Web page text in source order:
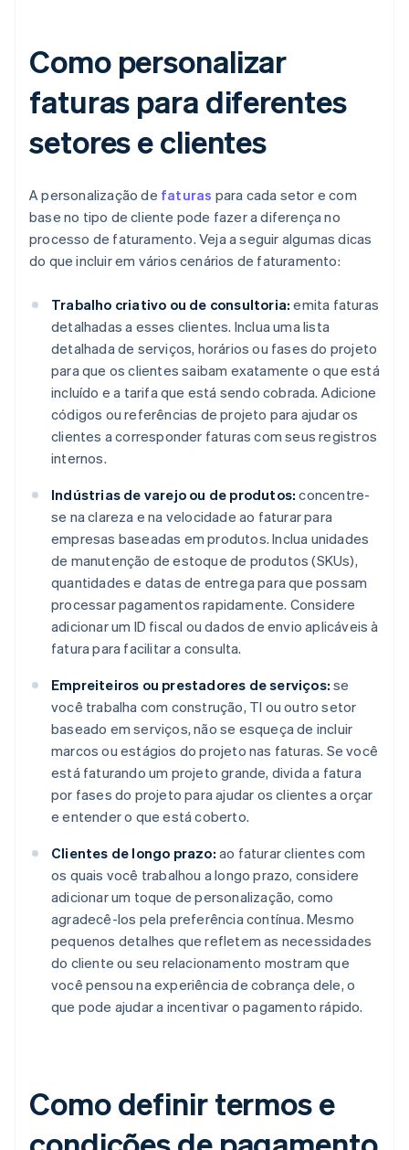
Como personalizar
faturas para diferentes
setores e clientes
A personalização de faturas para cada setor e com
base no tipo de cliente pode fazer a diferença no
processo de faturamento. Veja a seguir algumas dicas
do que incluir em vários cenários de faturamento:
Trabalho criativo ou de consultoria: emita faturas
detalhadas a esses clientes. Inclua uma lista
detalhada de serviços, horários ou fases do projeto
para que os clientes saibam exatamente o que está
incluído e a tarifa que está sendo cobrada. Adicione
códigos ou referências de projeto para ajudar os
clientes a corresponder faturas com seus registros
internos.
Indústrias de varejo ou de produtos: concentre-
se na clareza e na velocidade ao faturar para
empresas baseadas em produtos. Inclua unidades
de manutenção de estoque de produtos (SKUs),
quantidades e datas de entrega para que possam
processar pagamentos rapidamente. Considere
adicionar um ID fiscal ou dados de envio aplicáveis à
fatura para facilitar a consulta.
Empreiteiros ou prestadores de serviços: se
você trabalha com construção, TI ou outro setor
baseado em serviços, não se esqueça de incluir
marcos ou estágios do projeto nas faturas. Se você
está faturando um projeto grande, divida a fatura
por fases do projeto para ajudar os clientes a orçar
e entender o que está coberto.
Clientes de longo prazo: ao faturar clientes com
os quais você trabalhou a longo prazo, considere
adicionar um toque de personalização, como
agradecê-los pela preferência contínua. Mesmo
pequenos detalhes que refletem as necessidades
do cliente ou seu relacionamento mostram que
você pensou na experiência de cobrança dele, o
que pode ajudar a incentivar o pagamento rápido.
Como definir termos e